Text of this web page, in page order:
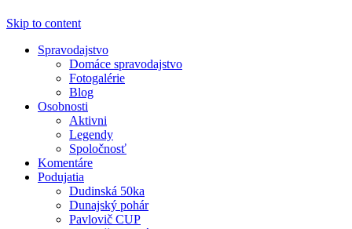
Skip to content
Spravodajstvo
Domáce spravodajstvo
Fotogalérie
Blog
Osobnosti
Aktivni
Legendy
Spoločnosť
Komentáre
Podujatia
Dudinská 50ka
Dunajský pohár
Pavlovič CUP